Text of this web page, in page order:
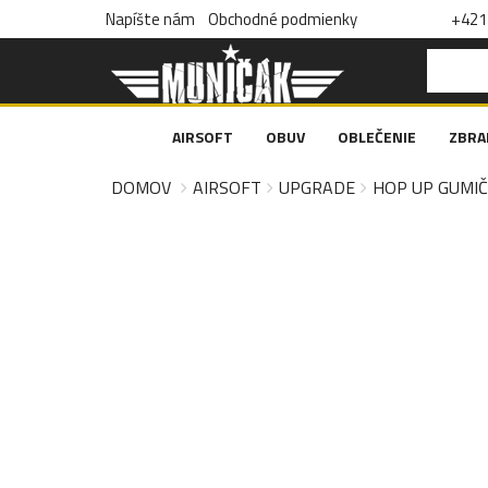
Napíšte nám Obchodné podmienky
AIRSOFT OBUV OBLEČENIE
DOMOV AIRSOFT UPGRADE HOP UP